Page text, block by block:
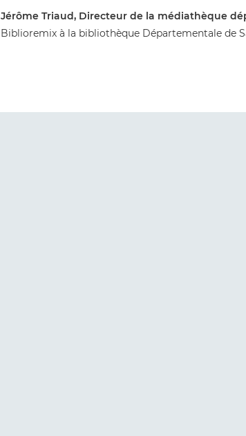
Jérôme Triaud, Directeur de la médiathèque
Biblioremix à la bibliothèque Départementale de